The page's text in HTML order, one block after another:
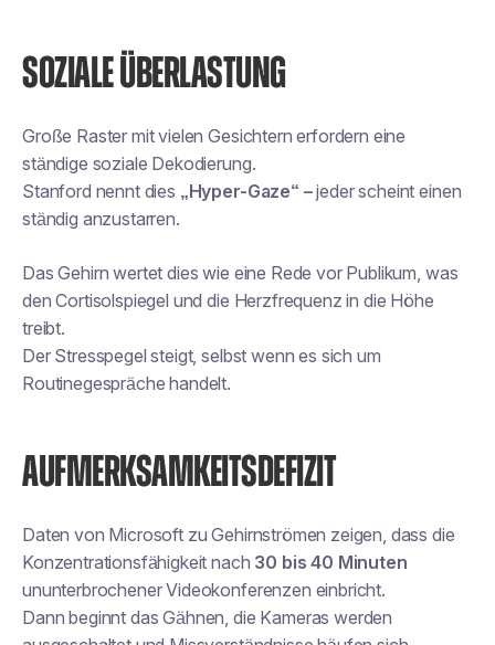
SOZIALE ÜBERLASTUNG
Große Raster mit vielen Gesichtern erfordern eine
ständige soziale Dekodierung.
Stanford nennt dies „Hyper-Gaze“ –jeder scheint einen
ständig anzustarren.
Das Gehirn wertet dies wie eine Rede vor Publikum, was
den Cortisolspiegel und die Herzfrequenz in die Höhe
treibt.
Der Stresspegel steigt, selbst wenn es sich um
Routinegespräche handelt.
AUFMERKSAMKEITSDEFIZIT
Daten von Microsoft zu Gehirnströmen zeigen, dass die
Konzentrationsfähigkeit nach 30 bis 40 Minuten
ununterbrochener Videokonferenzen einbricht.
Dann beginnt das Gähnen, die Kameras werden